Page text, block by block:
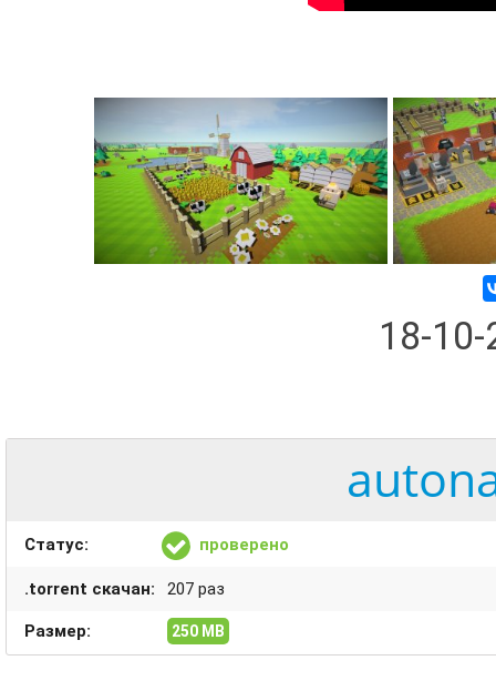
18-
Статус: проверено
.torrent скачан: 207 раз
Размер: 250 MB